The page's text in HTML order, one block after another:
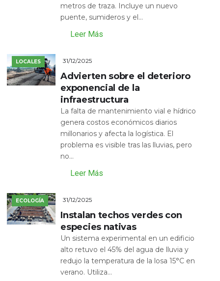
metros de traza. Incluye un nuevo
puente, sumideros y el...
Leer Más
LOCALES 31/12/2025
Advierten sobre el deterioro
exponencial de la
infraestructura
La falta de mantenimiento vial e hídrico
genera costos económicos diarios
millonarios y afecta la logística. El
problema es visible tras las lluvias, pero
no...
Leer Más
ECOLOGÍA 31/12/2025
Instalan techos verdes con
especies nativas
Un sistema experimental en un edificio
alto retuvo el 45% del agua de lluvia y
redujo la temperatura de la losa 15°C en
verano. Utiliza...